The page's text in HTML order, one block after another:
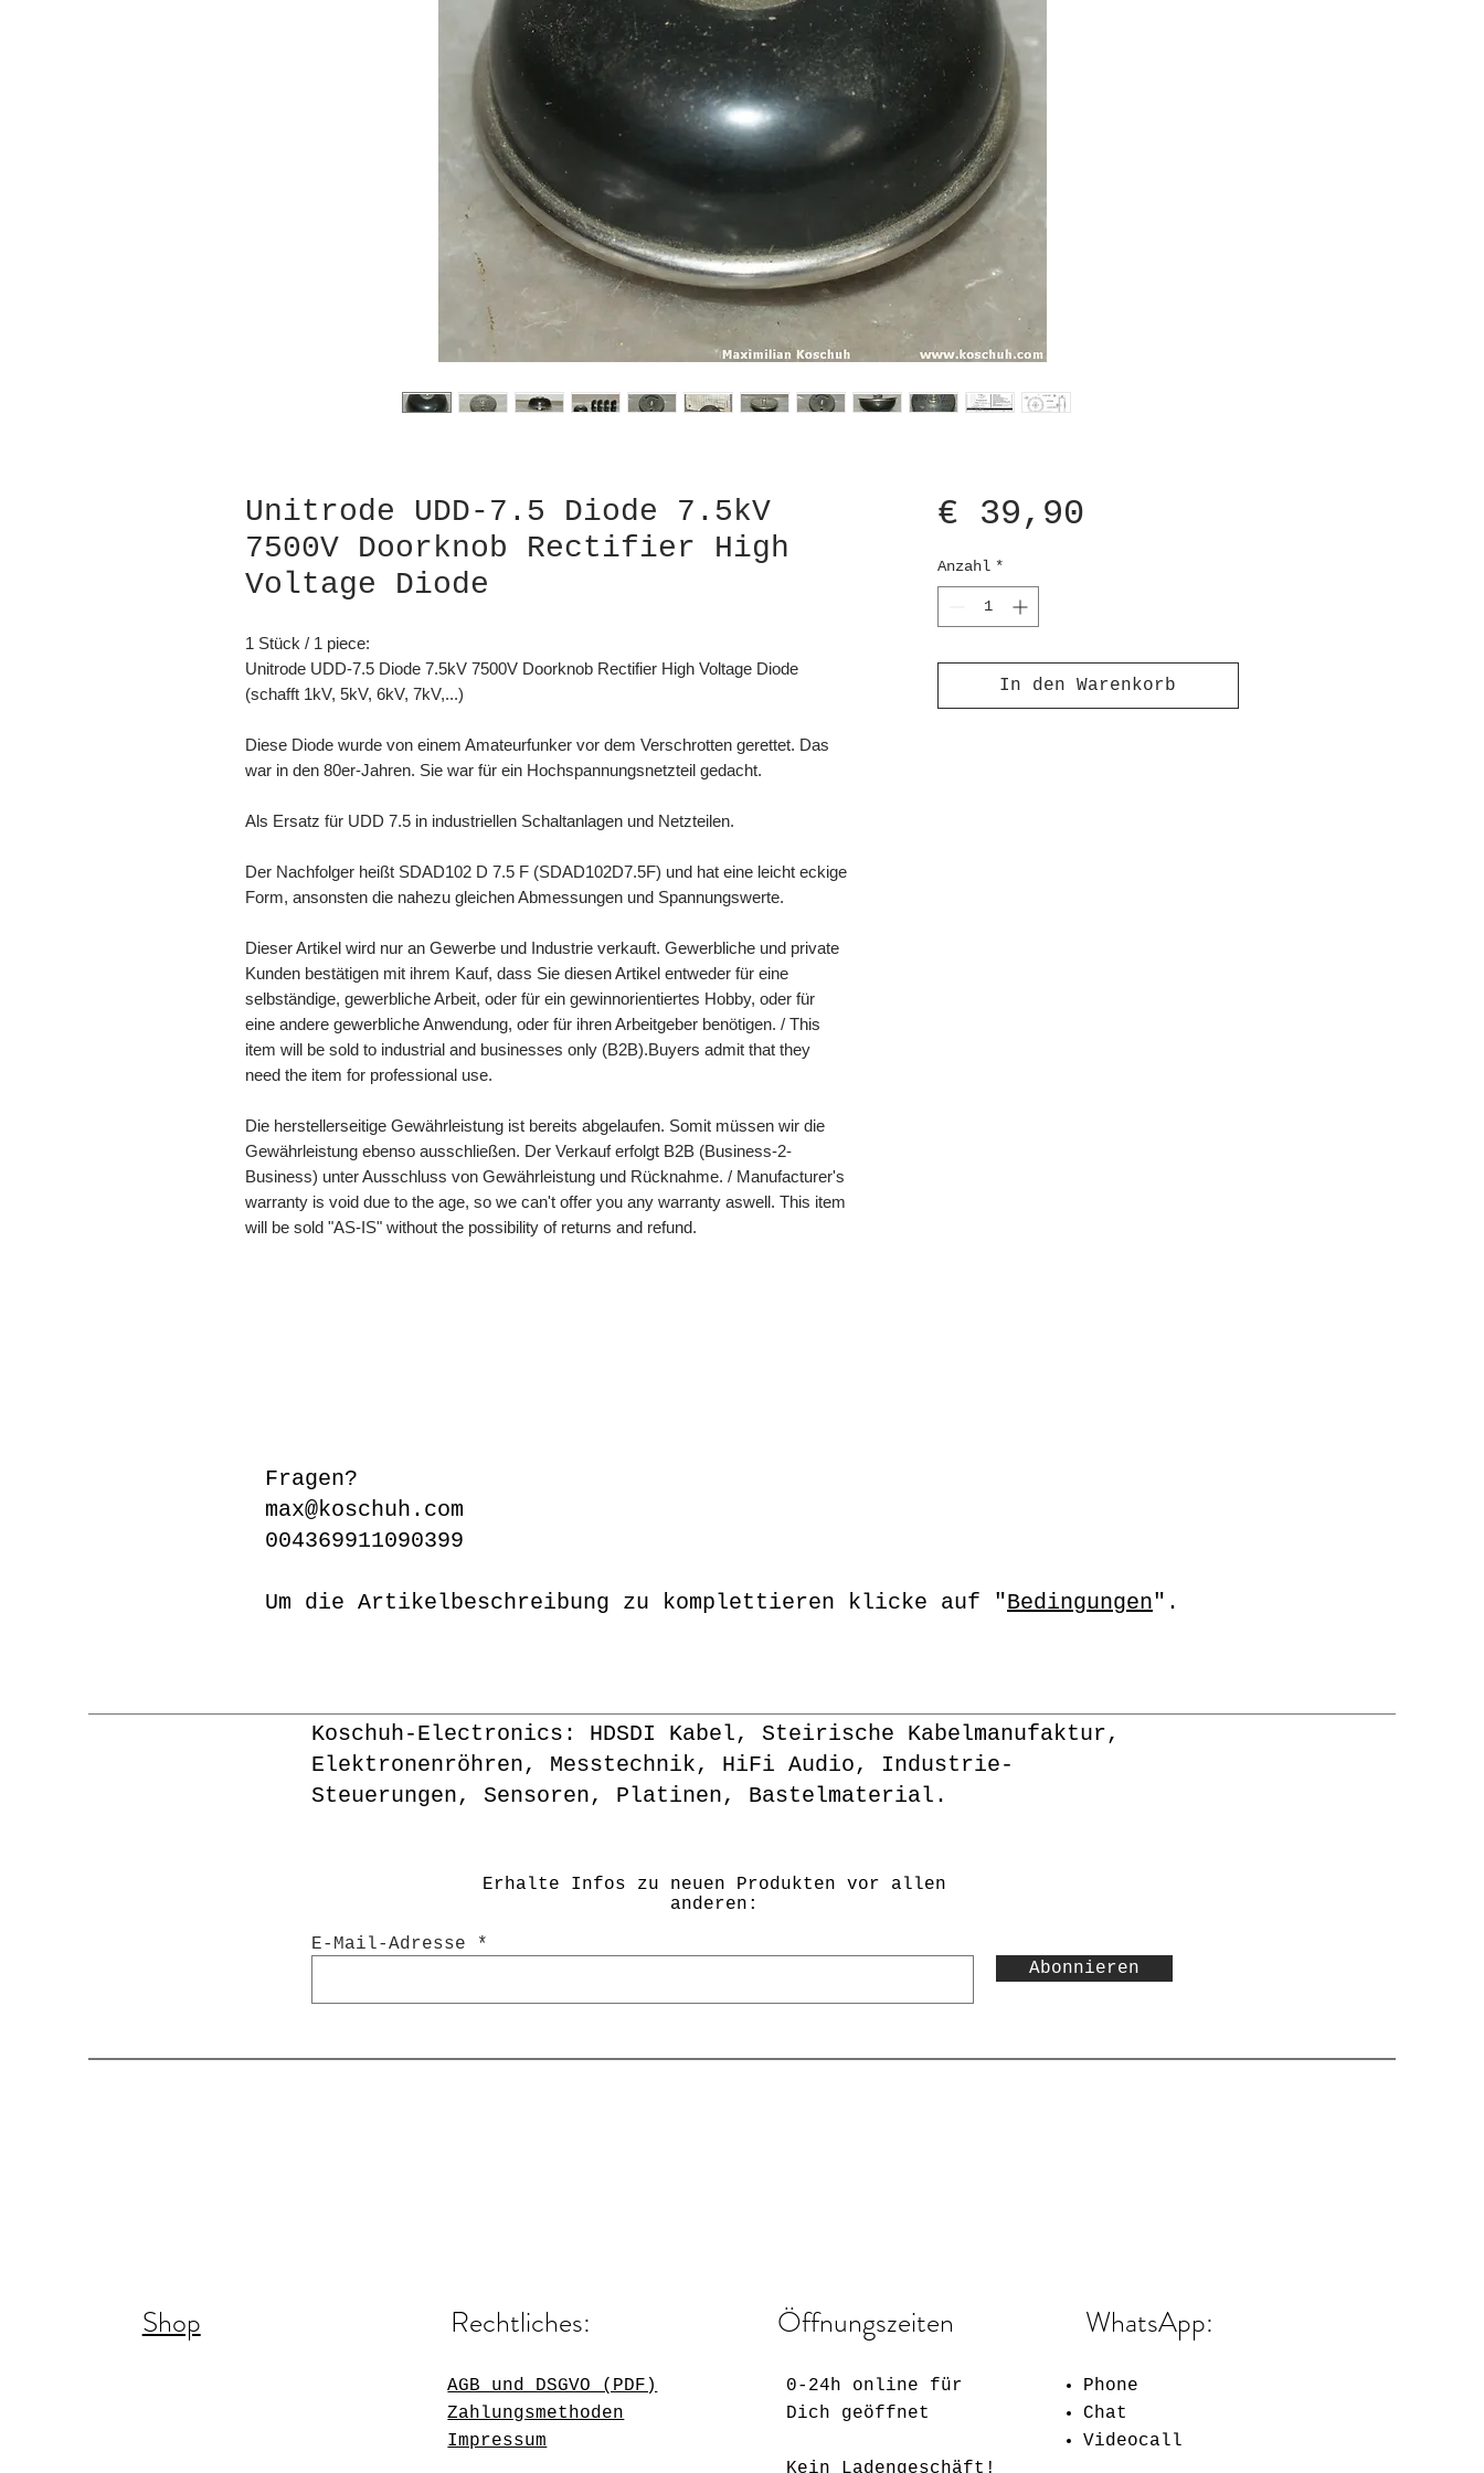
Unitrode UDD-7.5 Diode 7.5kV
7500V Doorknob Rectifier High
Voltage Diode
1 Stück / 1 piece:
Unitrode UDD-7.5 Diode 7.5kV 7500V Doorknob Rectifier High Voltage Diode
(schafft 1kV, 5kV, 6kV, 7kV,...)
Diese Diode wurde von einem Amateurfunker vor dem Verschrotten gerettet. Das
war in den 80er-Jahren. Sie war für ein Hochspannungsnetzteil gedacht.
Als Ersatz für UDD 7.5 in industriellen Schaltanlagen und Netzteilen.
Der Nachfolger heißt SDAD102 D 7.5 F (SDAD102D7.5F) und hat eine leicht eckige
Form, ansonsten die nahezu gleichen Abmessungen und Spannungswerte.
Dieser Artikel wird nur an Gewerbe und Industrie verkauft. Gewerbliche und private
Kunden bestätigen mit ihrem Kauf, dass Sie diesen Artikel entweder für eine
selbständige, gewerbliche Arbeit, oder für ein gewinnorientiertes Hobby, oder für
eine andere gewerbliche Anwendung, oder für ihren Arbeitgeber benötigen. / This
item will be sold to industrial and businesses only (B2B).Buyers admit that they
need the item for professional use.
Die herstellerseitige Gewährleistung ist bereits abgelaufen. Somit müssen wir die
Gewährleistung ebenso ausschließen. Der Verkauf erfolgt B2B (Business-2-
Business) unter Ausschluss von Gewährleistung und Rücknahme. / Manufacturer's
warranty is void due to the age, so we can't offer you any warranty aswell. This item
will be sold "AS-IS" without the possibility of returns and refund.
€ 39,90Preis
Anzahl *
In den Warenkorb
Fragen?
max@koschuh.com
004369911090399
Um die Artikelbeschreibung zu komplettieren klicke auf "Bedingungen".
Koschuh-Electronics: HDSDI Kabel, Steirische Kabelmanufaktur,
Elektronenröhren, Messtechnik, HiFi Audio, Industrie-
Steuerungen, Sensoren, Platinen, Bastelmaterial.
Erhalte Infos zu neuen Produkten vor allen
anderen:
E-Mail-Adresse
Abonnieren
Shop Rechtliches:
AGB und DSGVO (PDF)
Zahlungsmethoden
Impressum
Öffnungszeiten
0-24h online für
Dich geöffnet
Kein Ladengeschäft!
WhatsApp:
Phone
Chat
Videocall